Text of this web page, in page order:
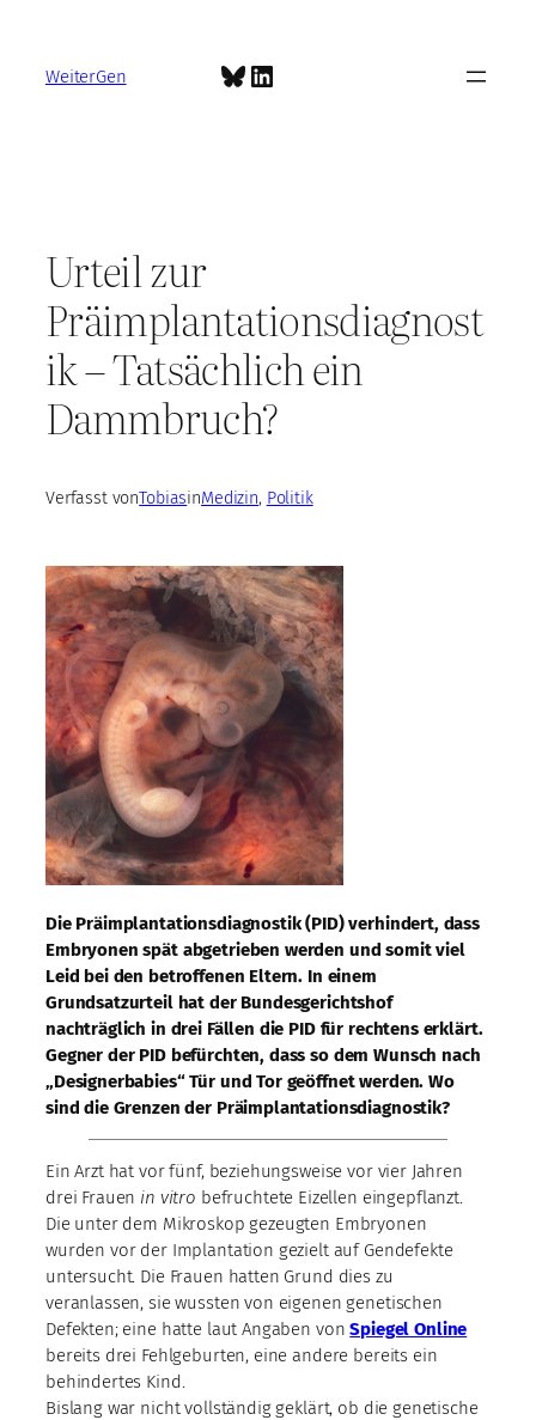
springen
WeiterGen Bluesky
LinkedIn
Urteil zur
Präimplantationsdiagnost
ik – Tatsächlich ein
Dammbruch?
Verfasst vonTobiasinMedizin, Politik
Die Präimplantationsdiagnostik (PID) verhindert, dass
Embryonen spät abgetrieben werden und somit viel
Leid bei den betroffenen Eltern. In einem
Grundsatzurteil hat der Bundesgerichtshof
nachträglich in drei Fällen die PID für rechtens erklärt.
Gegner der PID befürchten, dass so dem Wunsch nach
„Designerbabies“ Tür und Tor geöffnet werden. Wo
sind die Grenzen der Präimplantationsdiagnostik?
Ein Arzt hat vor fünf, beziehungsweise vor vier Jahren
drei Frauen in vitro befruchtete Eizellen eingepflanzt.
Die unter dem Mikroskop gezeugten Embryonen
wurden vor der Implantation gezielt auf Gendefekte
untersucht. Die Frauen hatten Grund dies zu
veranlassen, sie wussten von eigenen genetischen
Defekten; eine hatte laut Angaben vonSpiegel Online
bereits drei Fehlgeburten, eine andere bereits ein
behindertes Kind.
Bislang war nicht vollständig geklärt, ob die genetische